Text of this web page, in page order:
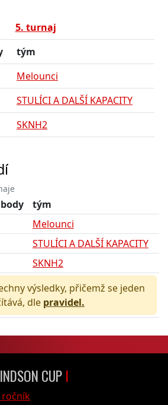
5. turnaj
tým
Melounci
STULÍCI A DALŠÍ KAPACITY
SKNH2
tým
Melounci
STULÍCI A DALŠÍ KAPACITY
SKNH2
výsledky, přičemž se jeden
dle pravidel.
CUPI
ročník